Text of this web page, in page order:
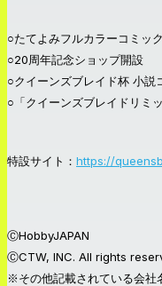
○たてよみフルカラーコミッ
○20周年記念ショップ開設
○クイーンズブレイド杯 小説
○「クイーンズブレイドリミ
特設サイト： https://
ⒸHobbyJAPAN
ⒸCTW, INC. All rights
※その他記載されている会社